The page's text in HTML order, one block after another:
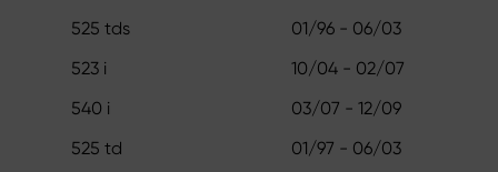
525 tds
01/96 - 06/03
523 i
10/04 - 02/07
540 i
03/07 - 12/09
525 td
01/97 - 06/03